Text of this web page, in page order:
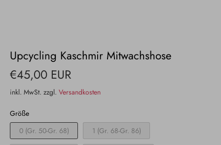
Upcycling Kaschmir Mitwachshose
€45,00 EUR
inkl. MwSt. zzgl. Versandkosten
Größe
0 (Gr. 50-Gr. 68)
1 (Gr. 68-Gr. 86)